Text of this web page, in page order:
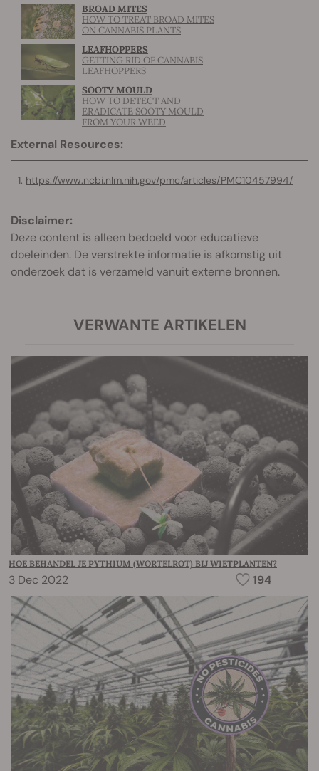
BROAD MITES
HOW TO TREAT BROAD MITES
ON CANNABIS PLANTS
LEAFHOPPERS
GETTING RID OF CANNABIS
LEAFHOPPERS
SOOTY MOULD
HOW TO DETECT AND
ERADICATE SOOTY MOULD
FROM YOUR WEED
External Resources:
https://www.ncbi.nlm.nih.gov/pmc/articles/PMC10457994/
Disclaimer:
Deze content is alleen bedoeld voor educatieve
doeleinden. De verstrekte informatie is afkomstig uit
onderzoek dat is verzameld vanuit externe bronnen.
VERWANTE ARTIKELEN
HOE BEHANDEL JE PYTHIUM (WORTELROT) BIJ WIETPLANTEN?
3 Dec 2022 194